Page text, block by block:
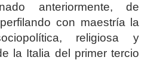
anteriormente, de
con maestría la
religiosa y
la Italia del primer tercio